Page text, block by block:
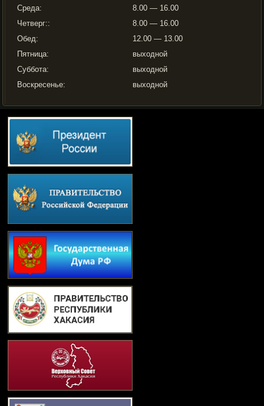
Среда:
8.00 — 16.00
Четверг::
8.00 — 16.00
Обед:
12.00 — 13.00
Пятница:
выходной
Суббота:
выходной
Воскресенье:
выходной